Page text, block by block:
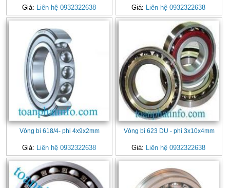
Giá: Liên hệ 0932322638 Giá: Liên hệ 0932322638
Vòng bi 618/4- phi 4x9x2mm
Giá: Liên hệ 0932322638
Vòng bi 623 DU - phi 3x10x4mm
Giá: Liên hệ 0932322638